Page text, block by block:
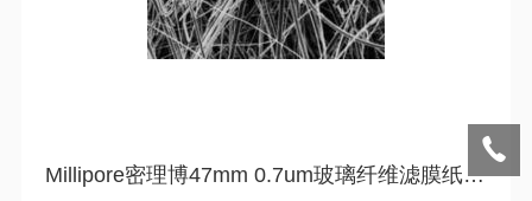
Millipore密理博47mm 0.7um玻璃纤维滤膜纸APFF04700